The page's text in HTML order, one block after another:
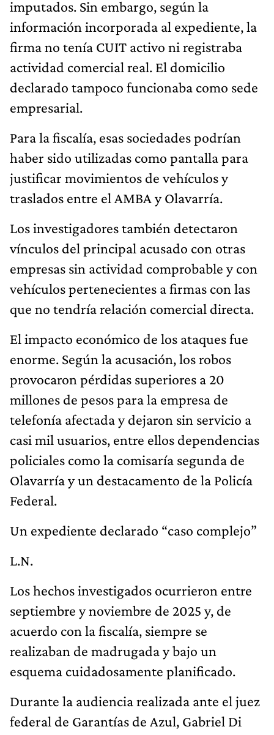
imputados. Sin embargo, según la
información incorporada al expediente, la
firma no tenía CUIT activo ni registraba
actividad comercial real. El domicilio
declarado tampoco funcionaba como sede
empresarial.
Para la fiscalía, esas sociedades podrían
haber sido utilizadas como pantalla para
justificar movimientos de vehículos y
traslados entre el AMBA y Olavarría.
Los investigadores también detectaron
vínculos del principal acusado con otras
empresas sin actividad comprobable y con
vehículos pertenecientes a firmas con las
que no tendría relación comercial directa.
El impacto económico de los ataques fue
enorme. Según la acusación, los robos
provocaron pérdidas superiores a 20
millones de pesos para la empresa de
telefonía afectada y dejaron sin servicio a
casi mil usuarios, entre ellos dependencias
policiales como la comisaría segunda de
Olavarría y un destacamento de la Policía
Federal.
Un expediente declarado “caso complejo”
L.N.
Los hechos investigados ocurrieron entre
septiembre y noviembre de 2025 y, de
acuerdo con la fiscalía, siempre se
realizaban de madrugada y bajo un
esquema cuidadosamente planificado.
Durante la audiencia realizada ante el juez
federal de Garantías de Azul, Gabriel Di